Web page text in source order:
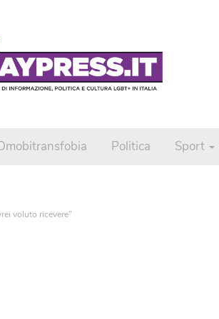
Politica Sport
voluto ricevere”